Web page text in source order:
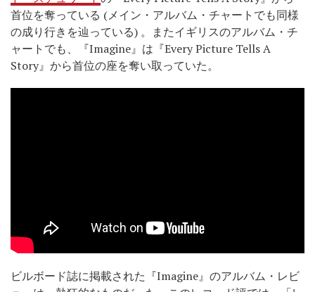
首位を奪っている (メイン・アルバム・チャートでも同様
の成り行きを辿っている) 。またイギリスのアルバム・チ
ャートでも、『Imagine』は『Every Picture Tells A
Story』から首位の座を奪い取っていた。
ビルボード誌に掲載された『Imagine』のアルバム・レビ